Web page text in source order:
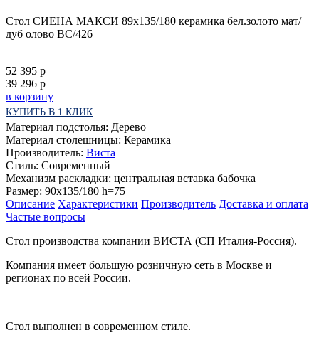
Cтол СИЕНА МАКСИ 89х135/180 керамика бел.золото мат/
дуб олово ВС/426
52 395 р
39 296 р
в корзину
КУПИТЬ В 1 КЛИК
Материал подстолья: Дерево
Материал столешницы: Керамика
Производитель: Виста
Стиль: Современный
Механизм раскладки: центральная вставка бабочка
Размер: 90х135/180 h=75
Описание Характеристики Производитель Доставка и оплата
Частые вопросы
Стол производства компании ВИСТА (СП Италия-Россия).
Компания имеет большую розничную сеть в Москве и
регионах по всей России.
Стол выполнен в современном стиле.